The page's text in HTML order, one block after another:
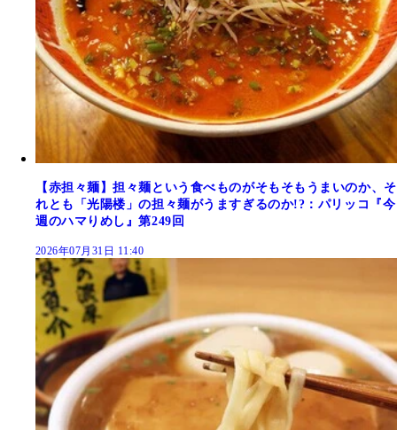
【赤担々麺】担々麺という食べものがそもそもうまいのか、そ
れとも「光陽楼」の担々麺がうますぎるのか!?：パリッコ『今
週のハマりめし』第249回
2026年07月31日 11:40